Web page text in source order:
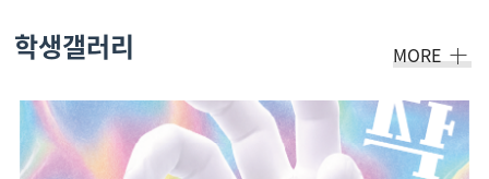
학생갤러리 MORE